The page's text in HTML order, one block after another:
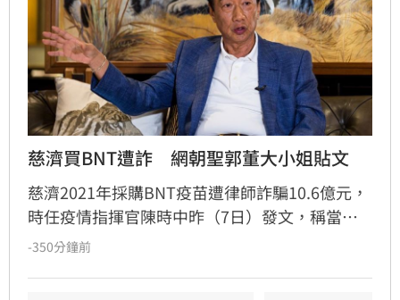
慈濟買BNT遭詐　網朝聖郭董大小姐貼文
慈濟2021年採購BNT疫苗遭律師詐騙10.6億元，
時任疫情指揮官陳時中昨（7日）發文，稱當年
早就苦口婆心要提防掮客，卻遭在野攻擊抹黑；
-350分鐘前